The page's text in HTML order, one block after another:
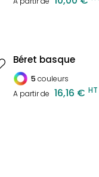
Béret basque
5 couleurs
A partir de 16,16 € HT